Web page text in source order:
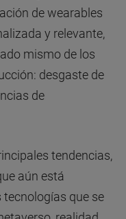
de wearables
y relevante,
mismo de los
desgaste de
de
tendencias,
aún está
que se